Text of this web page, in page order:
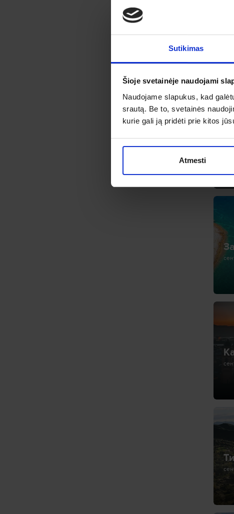
Sutikimas
Šioje svetainėje naudojami
Naudojame slapukus, kad
srautą. Be to, svetainės
kurie gali ją pridėti prie kitos
Atmesti